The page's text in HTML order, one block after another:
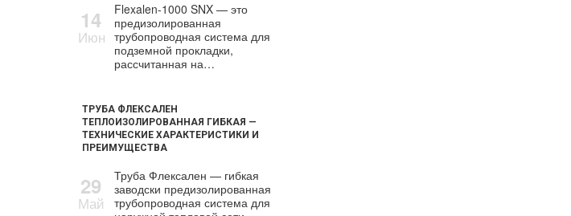
14
Июн
Flexalen-1000 SNX — это
предизолированная
трубопроводная система для
подземной прокладки,
рассчитанная на…
ТРУБА ФЛЕКСАЛЕН
ТЕПЛОИЗОЛИРОВАННАЯ ГИБКАЯ —
ТЕХНИЧЕСКИЕ ХАРАКТЕРИСТИКИ И
ПРЕИМУЩЕСТВА
29
Май
Труба Флексален — гибкая
заводски предизолированная
трубопроводная система для